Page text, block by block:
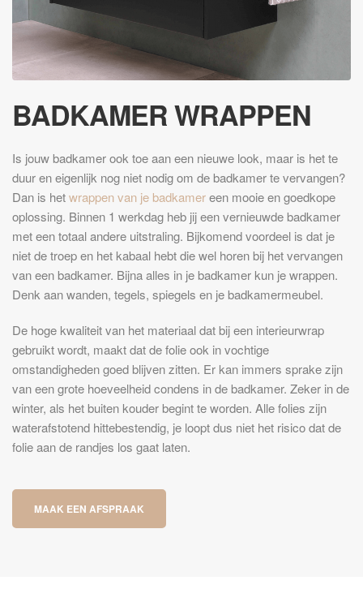
BADKAMER WRAPPEN
Is jouw badkamer ook toe aan een nieuwe look, maar is het te
duur en eigenlijk nog niet nodig om de badkamer te vervangen?
Dan is hetwrappen van je badkamereen mooie en goedkope
oplossing. Binnen 1 werkdag heb jij een vernieuwde badkamer
met een totaal andere uitstraling. Bijkomend voordeel is dat je
niet de troep en het kabaal hebt die wel horen bij het vervangen
van een badkamer. Bijna alles in je badkamer kun je wrappen.
Denk aan wanden, tegels, spiegels en je badkamermeubel.
De hoge kwaliteit van het materiaal dat bij een interieurwrap
gebruikt wordt, maakt dat de folie ook in vochtige
omstandigheden goed blijven zitten. Er kan immers sprake zijn
van een grote hoeveelheid condens in de badkamer. Zeker in de
winter, als het buiten kouder begint te worden. Alle folies zijn
waterafstotend hittebestendig, je loopt dus niet het risico dat de
folie aan de randjes los gaat laten.
MAAK EEN AFSPRAAK